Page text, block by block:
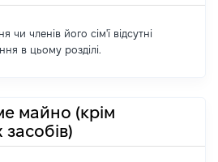
чи членів його сім'ї відсутні
в цьому розділі.
майно (крім